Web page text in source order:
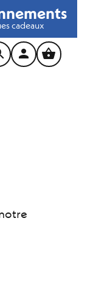
cadeaux